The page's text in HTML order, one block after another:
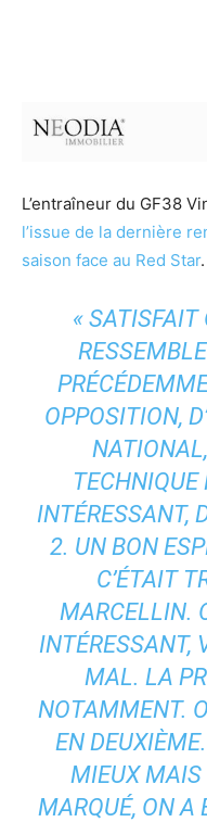
L’entraîneur du GF38
l’issue de la dernière
saison face au Red Star.
« SATISFAIT
OPPOSITION,
INTÉRESSANT,
2. UN BON
C’ÉTAIT
MARCELLIN.
INTÉRESSANT,
MAL. LA
NOTAMMENT.
EN
MIEUX
MARQUÉ, ON A